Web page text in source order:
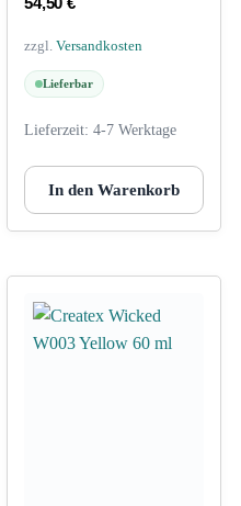
zzgl. Versandkosten
Lieferbar
Lieferzeit: 4-7 Werktage
In den Warenkorb